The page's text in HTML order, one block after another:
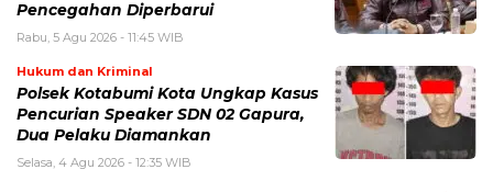
Pencegahan Diperbarui
Rabu, 5 Agu 2026 - 11:45 WIB
Hukum dan Kriminal
Polsek Kotabumi Kota Ungkap Kasus
Pencurian Speaker SDN 02 Gapura,
Dua Pelaku Diamankan
Selasa, 4 Agu 2026 - 12:35 WIB